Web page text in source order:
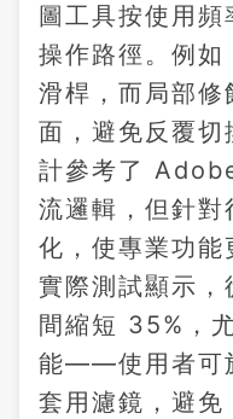
圖工具按使用頻
操作路徑。例如
滑桿，而局部修
面，避免反覆切
計參考了
流邏輯，但針對
化，使專業功能
實際測試顯示，
間縮短 35%，
能——使用者可
套用濾鏡，避免